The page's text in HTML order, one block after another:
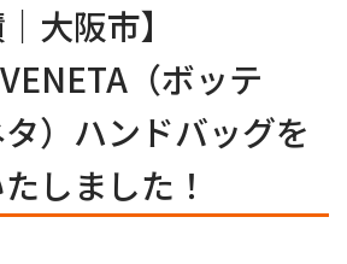
大阪市】
（ボッテ
）ハンドバッグを
しました！